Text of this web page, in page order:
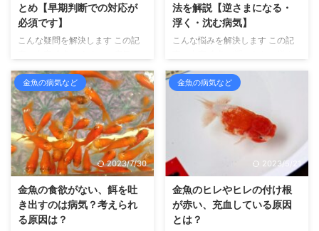
とめ【早期判断での対応が
必須です】
こんな疑問を解決します この記
ついて書いています。この記事を
読むことで、金魚のうろこに症状
が出る病気がわかります こんに
ちは、せいじです。 金魚を飼育
して10年以上、金魚のふるさと
奈良県大和郡山市より金魚マイス
ターの認定を受けています。 さ
て、金魚の病気の中には、うろこ
に症状がでるものがあります。
病気によってでる症状は異なりま
すが、早期に判断して適切に治療
することによって、完治する可能
法を解説【逆さまになる・
浮く・沈む病気】
こんな悩みを解決します この記
まになってしまう転覆病の原因や
症状、治療、予防方法について書
いています こんにちは、せいじ
です。 金魚の飼育を15年以上し
ており、金魚のふるさと、奈良県
大和郡山市より金魚マイスターの
認定を受けています。 さて、金
魚の飼育をしていると、金魚が水
なる、ひどいと逆さまにひっくり
返ってしまうという症状を経験す
ることがあります。 特に、琉金
金魚の病気など
2023/7/30
金魚の食欲がない、餌を吐
き出すのは病気？考えられ
る原因は？
金魚の病気など
2023/5/21
金魚のヒレやヒレの付け根
が赤い、充血している原因
とは？